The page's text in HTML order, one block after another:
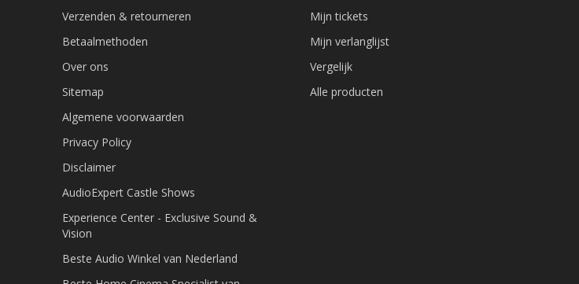
Verzenden & retourneren
Betaalmethoden
Over ons
Sitemap
Algemene voorwaarden
Privacy Policy
Disclaimer
AudioExpert Castle Shows
Experience Center - Exclusive Sound &
Vision
Beste Audio Winkel van Nederland
Mijn tickets
Mijn verlanglijst
Vergelijk
Alle producten